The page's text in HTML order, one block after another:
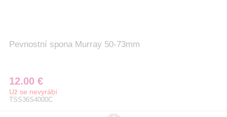
Pevnostní spona Murray 50-73mm
12.00 €
Už se nevyrábí
TSS36S4000C